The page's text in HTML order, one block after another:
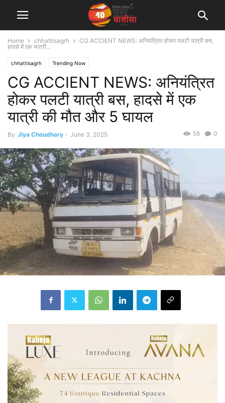
Home chhattisagrh
CG ACCIENT NEWS: अनियंत्रित होकर पलटी यात्री बस,
हादसे में एक यात्री...
chhattisagrh Trending Now
CG ACCIENT NEWS: अनियंत्रित
होकर पलटी यात्री बस, हादसे में एक
यात्री की मौत और 5 घायल
By Jiya Choudhary - June 3, 2025 0
56